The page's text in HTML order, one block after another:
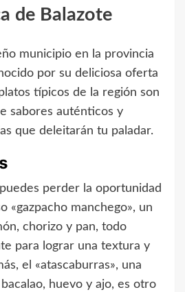
de Balazote
municipio en la provincia
por su deliciosa oferta
típicos de la región son
sabores auténticos y
que deleitarán tu paladar.
perder la oportunidad
«gazpacho manchego», un
chorizo y pan, todo
para lograr una textura y
el «atascaburras», una
huevo y ajo, es otro